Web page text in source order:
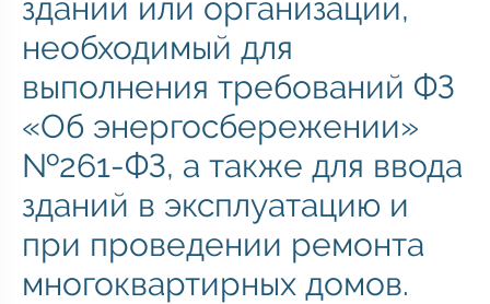
зданий или организаций,
необходимый для
выполнения требований ФЗ
«Об энергосбережении»
№261-ФЗ, а также для ввода
зданий в эксплуатацию и
при проведении ремонта
многоквартирных домов.